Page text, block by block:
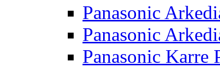
Panasonic
Panasonic
Panasonic Karre